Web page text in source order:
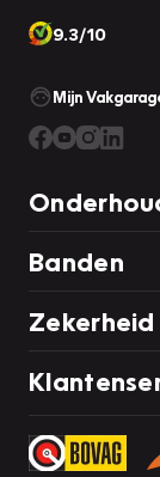
9.3/10
Mijn
Banden
Zekerheid